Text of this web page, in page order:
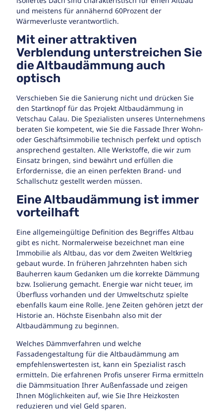
und meistens für annähernd 60Prozent der
Wärmeverluste verantwortlich.
Mit einer attraktiven
Verblendung unterstreichen Sie
die Altbaudämmung auch
optisch
Verschieben Sie die Sanierung nicht und drücken Sie
den Startknopf für das Projekt Altbaudämmung in
Vetschau Calau. Die Spezialisten unseres Unternehmens
beraten Sie kompetent, wie Sie die Fassade Ihrer Wohn-
oder Geschäftsimmobilie technisch perfekt und optisch
ansprechend gestalten. Alle Werkstoffe, die wir zum
Einsatz bringen, sind bewährt und erfüllen die
Erfordernisse, die an einen perfekten Brand- und
Schallschutz gestellt werden müssen.
Eine Altbaudämmung ist immer
vorteilhaft
Eine allgemeingültige Definition des Begriffes Altbau
gibt es nicht. Normalerweise bezeichnet man eine
Immobilie als Altbau, das vor dem Zweiten Weltkrieg
gebaut wurde. In früheren Jahrzehnten haben sich
Bauherren kaum Gedanken um die korrekte Dämmung
bzw. Isolierung gemacht. Energie war nicht teuer, im
Überfluss vorhanden und der Umweltschutz spielte
ebenfalls kaum eine Rolle. Jene Zeiten gehören jetzt der
Historie an. Höchste Eisenbahn also mit der
Altbaudämmung zu beginnen.
Welches Dämmverfahren und welche
Fassadengestaltung für die Altbaudämmung am
empfehlenswertesten ist, kann ein Spezialist rasch
ermitteln. Die erfahrenen Profis unserer Firma ermitteln
die Dämmsituation Ihrer Außenfassade und zeigen
Ihnen Möglichkeiten auf, wie Sie Ihre Heizkosten
reduzieren und viel Geld sparen.